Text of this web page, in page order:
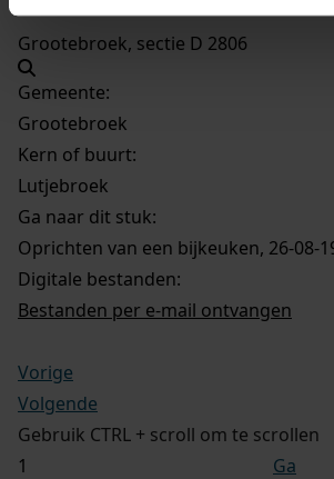
Grootebroek, sectie D 2806
Gemeente:
Grootebroek
Kern of buurt:
Lutjebroek
Ga naar dit stuk:
Oprichten van een bijkeuken, 26-08-
Digitale bestanden:
Bestanden per e-mail ontvangen
Vorige
Volgende
Gebruik CTRL + scroll om te scrollen
Ga